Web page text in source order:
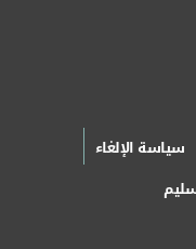
سياسة الإلغاء